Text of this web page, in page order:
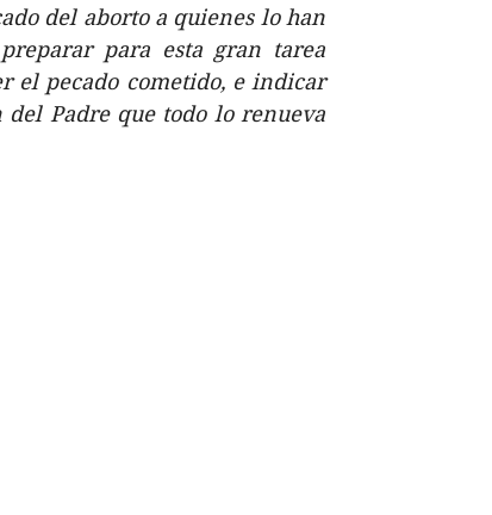
del aborto a quienes lo han
para esta gran tarea
el pecado cometido, e indicar
Padre que todo lo renueva